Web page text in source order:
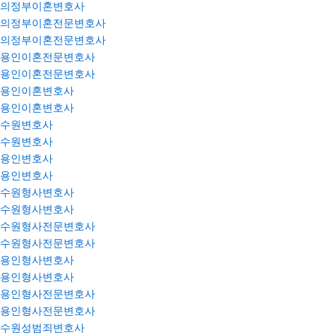
의정부이혼변호사
의정부이혼전문변호사
의정부이혼전문변호사
용인이혼전문변호사
용인이혼전문변호사
용인이혼변호사
용인이혼변호사
수원변호사
수원변호사
용인변호사
용인변호사
수원형사변호사
수원형사변호사
수원형사전문변호사
수원형사전문변호사
용인형사변호사
용인형사변호사
용인형사전문변호사
용인형사전문변호사
수원성범죄변호사